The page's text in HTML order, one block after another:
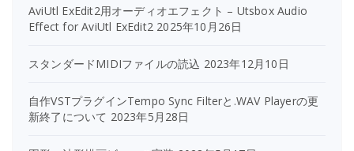
AviUtl ExEdit2用オーディオエフェクト – Utsbox Audio
Effect for AviUtl ExEdit2 2025年10月26日
スタンダードMIDIファイルの読込 2023年12月10日
自作VSTプラグインTempo Sync Filterと.WAV Playerの更
新終了について 2023年5月28日